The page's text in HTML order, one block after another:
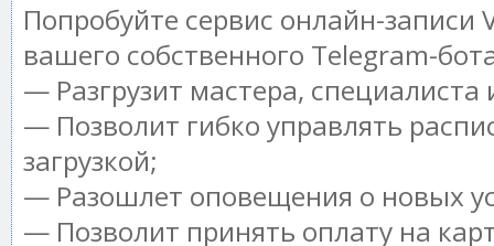
Попробуйте сервис онлайн-записи
вашего собственного Telegram-
— Разгрузит мастера,
— Позволит гибко управлять
загрузкой;
— Разошлет оповещения о новых
— Позволит принять оплату на